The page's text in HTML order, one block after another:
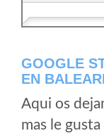
GOOGLE
EN
Aqui os
mas le